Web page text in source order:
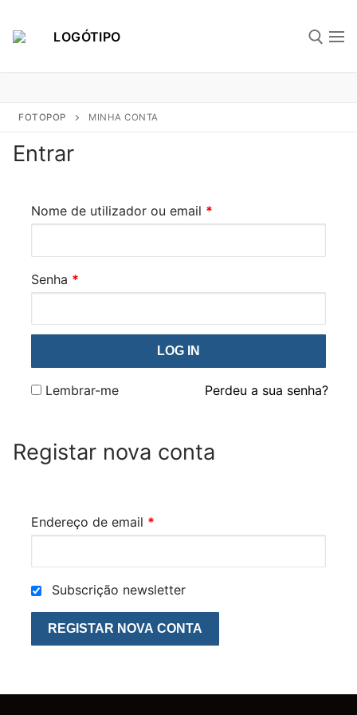
para
Portefólio
FOTOPOP MINHA CONTA
Entrar
Nome de utilizador ou email *
Senha *
LOG IN
Lembrar-me Perdeu a sua senha?
Registar nova conta
Endereço de email *
Subscrição newsletter
REGISTAR NOVA CONTA